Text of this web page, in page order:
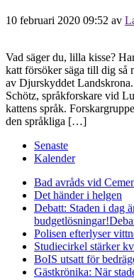
10 februari 2020 09:52 av
Vad säger du, lilla kisse?
katt försöker säga till dig så
av Djurskyddet
Schötz, språkforskare vid
kattens språk.
den språkliga […]
Senaste
Kalender
Bad avråds vid
Det händer i helgen
Debatt: Staden i dag
budgetlösningar!
Polisen efterlyser
Studiecirkel stärker
BoIS utsatt för
Gästkrönika: När